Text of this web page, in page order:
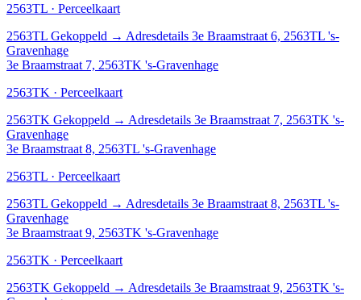
2563TL · Perceelkaart
2563TL Gekoppeld → Adresdetails 3e Braamstraat 6, 2563TL 's-
Gravenhage
3e Braamstraat 7, 2563TK 's-Gravenhage
2563TK · Perceelkaart
2563TK Gekoppeld → Adresdetails 3e Braamstraat 7, 2563TK 's-
Gravenhage
3e Braamstraat 8, 2563TL 's-Gravenhage
2563TL · Perceelkaart
2563TL Gekoppeld → Adresdetails 3e Braamstraat 8, 2563TL 's-
Gravenhage
3e Braamstraat 9, 2563TK 's-Gravenhage
2563TK · Perceelkaart
2563TK Gekoppeld → Adresdetails 3e Braamstraat 9, 2563TK 's-